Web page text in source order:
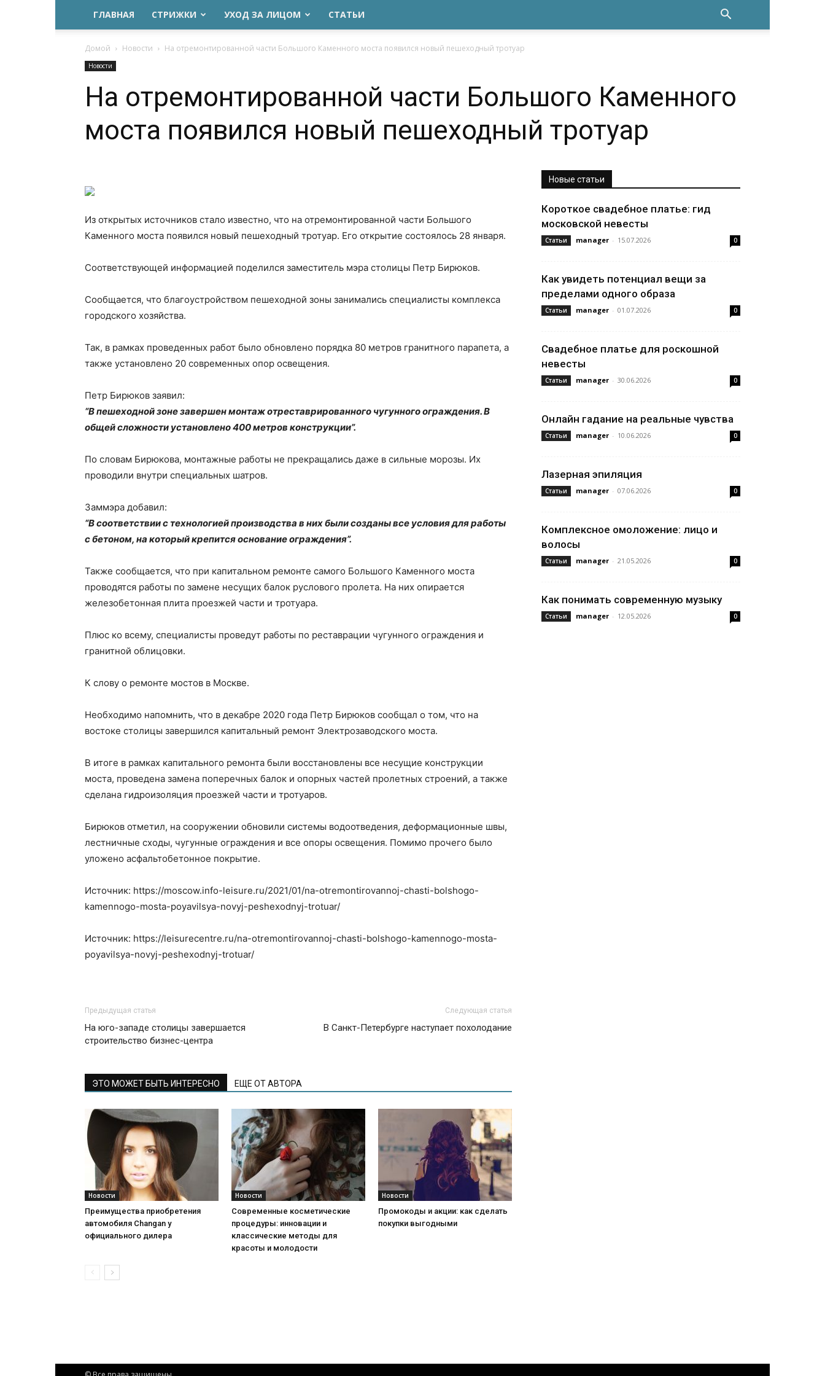
ГЛАВНАЯ СТРИЖКИ УХОД ЗА ЛИЦОМ СТАТЬИ
Домой Новости На отремонтированной части Большого Каменного моста появился новый пешеходный тротуар
Новости
На отремонтированной части Большого Каменного
моста появился новый пешеходный тротуар
Из открытых источников стало известно, что на отремонтированной части Большого
Каменного моста появился новый пешеходный тротуар. Его открытие состоялось 28 января.
Соответствующей информацией поделился заместитель мэра столицы Петр Бирюков.
Сообщается, что благоустройством пешеходной зоны занимались специалисты комплекса
городского хозяйства.
Так, в рамках проведенных работ было обновлено порядка 80 метров гранитного парапета, а
также установлено 20 современных опор освещения.
Петр Бирюков заявил:
“В пешеходной зоне завершен монтаж отреставрированного чугунного ограждения. В
общей сложности установлено 400 метров конструкции”.
По словам Бирюкова, монтажные работы не прекращались даже в сильные морозы. Их
проводили внутри специальных шатров.
Заммэра добавил:
“В соответствии с технологией производства в них были созданы все условия для работы
с бетоном, на который крепится основание ограждения”.
Также сообщается, что при капитальном ремонте самого Большого Каменного моста
проводятся работы по замене несущих балок руслового пролета. На них опирается
железобетонная плита проезжей части и тротуара.
Плюс ко всему, специалисты проведут работы по реставрации чугунного ограждения и
гранитной облицовки.
К слову о ремонте мостов в Москве.
Необходимо напомнить, что в декабре 2020 года Петр Бирюков сообщал о том, что на
востоке столицы завершился капитальный ремонт Электрозаводского моста.
В итоге в рамках капитального ремонта были восстановлены все несущие конструкции
моста, проведена замена поперечных балок и опорных частей пролетных строений, а также
сделана гидроизоляция проезжей части и тротуаров.
Бирюков отметил, на сооружении обновили системы водоотведения, деформационные швы,
лестничные сходы, чугунные ограждения и все опоры освещения. Помимо прочего было
уложено асфальтобетонное покрытие.
Источник: https://moscow.info-leisure.ru/2021/01/na-otremontirovannoj-chasti-bolshogo-
kamennogo-mosta-poyavilsya-novyj-peshexodnyj-trotuar/
Источник: https://leisurecentre.ru/na-otremontirovannoj-chasti-bolshogo-kamennogo-mosta-
poyavilsya-novyj-peshexodnyj-trotuar/
Предыдущая статья
На юго-западе столицы завершается
строительство бизнес-центра
Следующая статья
В Санкт-Петербурге наступает похолодание
ЭТО МОЖЕТ БЫТЬ ИНТЕРЕСНО ЕЩЕ ОТ АВТОРА
Новости
Преимущества приобретения
автомобиля Changan у
официального дилера
Новости
Современные косметические
процедуры: инновации и
классические методы для
красоты и молодости
Новости
Промокоды и акции: как сделать
покупки выгодными
Новые статьи
Короткое свадебное платье: гид
московской невесты
Статьи manager - 15.07.2026 0
Как увидеть потенциал вещи за
пределами одного образа
Статьи manager - 01.07.2026 0
Свадебное платье для роскошной
невесты
Статьи manager - 30.06.2026 0
Онлайн гадание на реальные чувства
Статьи manager - 10.06.2026 0
Лазерная эпиляция
Статьи manager - 07.06.2026 0
Комплексное омоложение: лицо и
волосы
Статьи manager - 21.05.2026 0
Как понимать современную музыку
Статьи manager - 12.05.2026 0